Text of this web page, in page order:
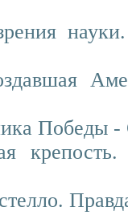
Пули"
Победы -